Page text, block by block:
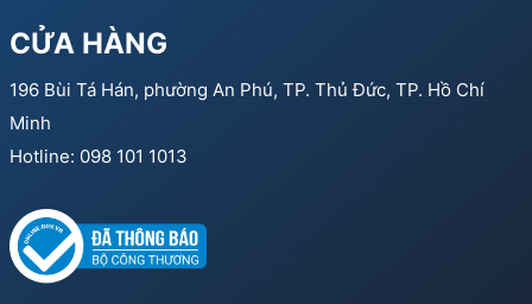
CỬA HÀNG
196 Bùi Tá Hán, phường An Phú, TP. Thủ Đức, TP. Hồ Chí
Minh
Hotline: 098 101 1013